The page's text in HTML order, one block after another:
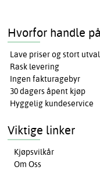
Hvorfor handle
Lave priser og stort
Rask levering
Ingen fakturagebyr
30 dagers åpent kjøp
Hyggelig kundeservice
Viktige linker
Kjøpsvilkår
Om Oss